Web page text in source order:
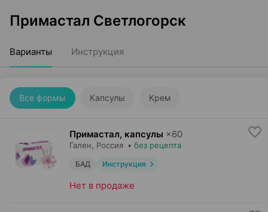
Примастал Светлогорск
Варианты Инструкция
Все формы Капсулы Крем
Примастал, капсулы ×60
Гален , Россия • без рецепта
БАД Инструкция
Нет в продаже